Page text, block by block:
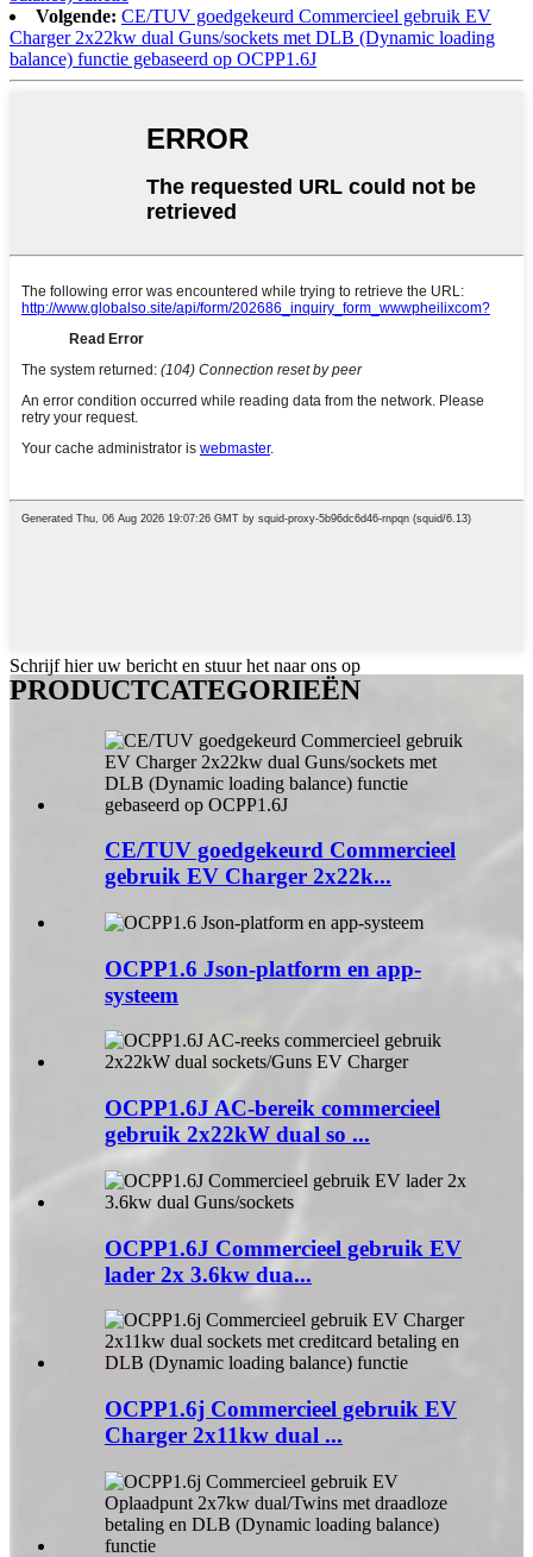
Volgende: CE/TUV goedgekeurd Commercieel gebruik EV
Charger 2x22kw dual Guns/sockets met DLB (Dynamic loading
balance) functie gebaseerd op OCPP1.6J
Schrijf hier uw bericht en stuur het naar ons op
PRODUCTCATEGORIEËN
CE/TUV goedgekeurd Commercieel
gebruik EV Charger 2x22k...
OCPP1.6 Json-platform en app-
systeem
OCPP1.6J AC-bereik commercieel
gebruik 2x22kW dual so ...
OCPP1.6J Commercieel gebruik EV
lader 2x 3.6kw dua...
OCPP1.6j Commercieel gebruik EV
Charger 2x11kw dual ...